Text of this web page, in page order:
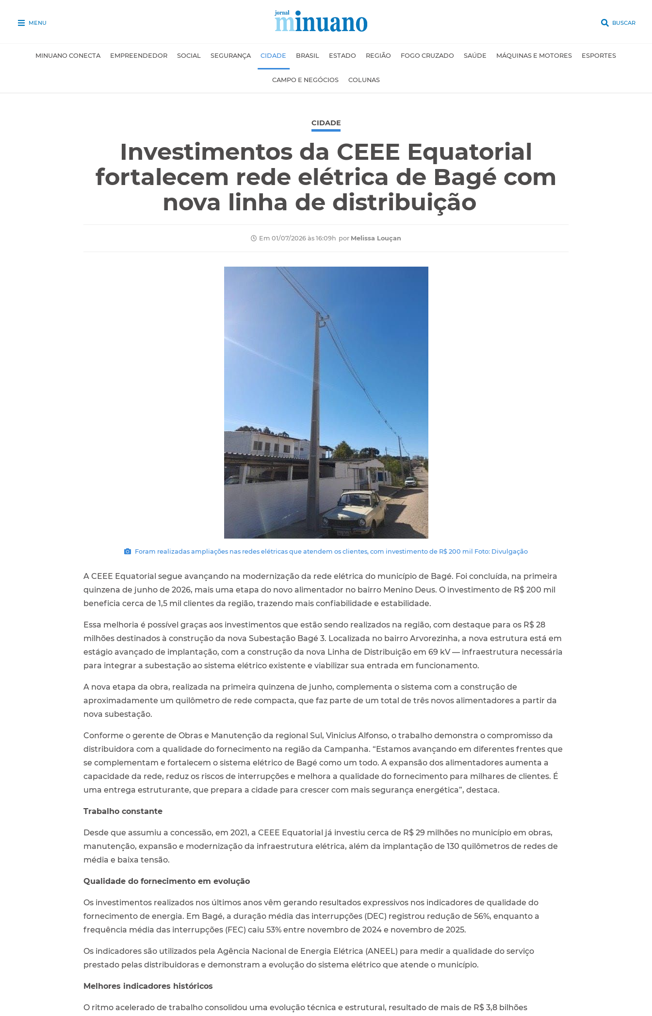
MENU BUSCAR
MINUANO CONECTA EMPREENDEDOR SOCIAL SEGURANÇA CIDADE BRASIL ESTADO REGIÃO FOGO CRUZADO SAÚDE MÁQUINAS E MOTORES ESPORTES
CAMPO E NEGÓCIOS COLUNAS
CIDADE
Investimentos da CEEE Equatorial
fortalecem rede elétrica de Bagé com
nova linha de distribuição
Em 01/07/2026 às 16:09h por Melissa Louçan
Foram realizadas ampliações nas redes elétricas que atendem os clientes, com investimento de R$ 200 mil Foto: Divulgação
A CEEE Equatorial segue avançando na modernização da rede elétrica do município de Bagé. Foi concluída, na primeira
quinzena de junho de 2026, mais uma etapa do novo alimentador no bairro Menino Deus. O investimento de R$ 200 mil
beneficia cerca de 1,5 mil clientes da região, trazendo mais confiabilidade e estabilidade.
Essa melhoria é possível graças aos investimentos que estão sendo realizados na região, com destaque para os R$ 28
milhões destinados à construção da nova Subestação Bagé 3. Localizada no bairro Arvorezinha, a nova estrutura está em
estágio avançado de implantação, com a construção da nova Linha de Distribuição em 69 kV — infraestrutura necessária
para integrar a subestação ao sistema elétrico existente e viabilizar sua entrada em funcionamento.
A nova etapa da obra, realizada na primeira quinzena de junho, complementa o sistema com a construção de
aproximadamente um quilômetro de rede compacta, que faz parte de um total de três novos alimentadores a partir da
nova subestação.
Conforme o gerente de Obras e Manutenção da regional Sul, Vinicius Alfonso, o trabalho demonstra o compromisso da
distribuidora com a qualidade do fornecimento na região da Campanha. “Estamos avançando em diferentes frentes que
se complementam e fortalecem o sistema elétrico de Bagé como um todo. A expansão dos alimentadores aumenta a
capacidade da rede, reduz os riscos de interrupções e melhora a qualidade do fornecimento para milhares de clientes. É
uma entrega estruturante, que prepara a cidade para crescer com mais segurança energética”, destaca.
Trabalho constante
Desde que assumiu a concessão, em 2021, a CEEE Equatorial já investiu cerca de R$ 29 milhões no município em obras,
manutenção, expansão e modernização da infraestrutura elétrica, além da implantação de 130 quilômetros de redes de
média e baixa tensão.
Qualidade do fornecimento em evolução
Os investimentos realizados nos últimos anos vêm gerando resultados expressivos nos indicadores de qualidade do
fornecimento de energia. Em Bagé, a duração média das interrupções (DEC) registrou redução de 56%, enquanto a
frequência média das interrupções (FEC) caiu 53% entre novembro de 2024 e novembro de 2025.
Os indicadores são utilizados pela Agência Nacional de Energia Elétrica (ANEEL) para medir a qualidade do serviço
prestado pelas distribuidoras e demonstram a evolução do sistema elétrico que atende o município.
Melhores indicadores históricos
O ritmo acelerado de trabalho consolidou uma evolução técnica e estrutural, resultado de mais de R$ 3,8 bilhões